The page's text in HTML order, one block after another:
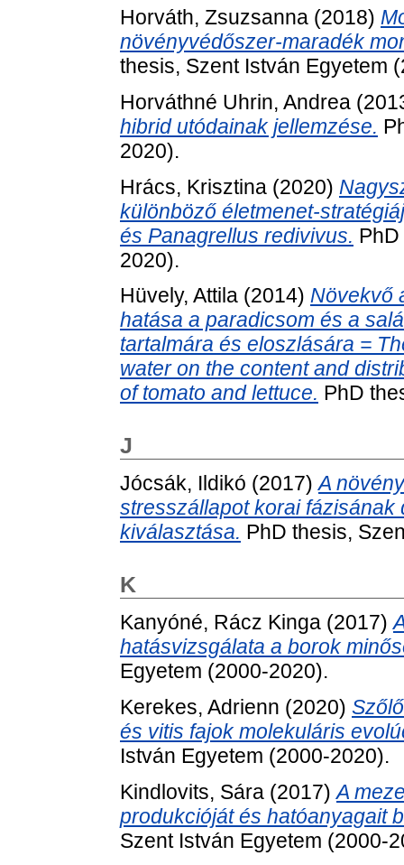
Horváth, Zsuzsanna (2018)
növényvédőszer-maradék
thesis, Szent István Egyetem
Horváthné Uhrin, Andrea
hibrid utódainak jellemzése.
2020).
Hrács, Krisztina (2020)
különböző életmenet-
és Panagrellus redivivus.
2020).
Hüvely, Attila (2014) Növekvő
hatása a paradicsom és a
tartalmára és eloszlására =
water on the content and
of tomato and lettuce. PhD
J
Jócsák, Ildikó (2017)A
stresszállapot korai
kiválasztása. PhD thesis,
K
Kanyóné, Rácz Kinga (2017)
hatásvizsgálata a borok
Egyetem (2000-2020).
Kerekes, Adrienn (2020)
és vitis fajok molekuláris
István Egyetem (2000-2020).
Kindlovits, Sára (2017)A
produkcióját és hatóanyagait
Szent István Egyetem (2000-